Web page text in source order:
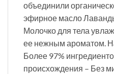
объединили
эфирное масло
Молочко для тела
ее нежным ароматом.
Более 97%
происхождения – Без